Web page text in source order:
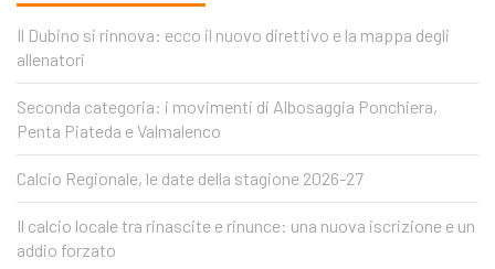
Il Dubino si rinnova: ecco il nuovo direttivo e la mappa degli
allenatori
Seconda categoria: i movimenti di Albosaggia Ponchiera,
Penta Piateda e Valmalenco
Calcio Regionale, le date della stagione 2026-27
Il calcio locale tra rinascite e rinunce: una nuova iscrizione e un
addio forzato